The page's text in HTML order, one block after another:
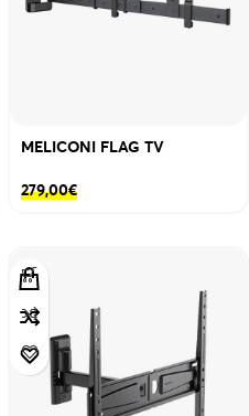
MELICONI FLAG TV
279,00€